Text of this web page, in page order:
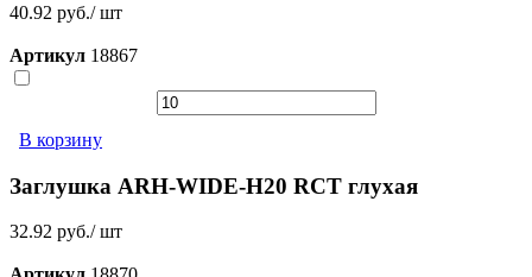
40.92 руб./ шт
Артикул 18867
В корзину
Заглушка ARH-WIDE-H20 RCT глухая
32.92 руб./ шт